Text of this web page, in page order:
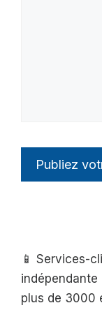
📱 Services-
plus de 3000